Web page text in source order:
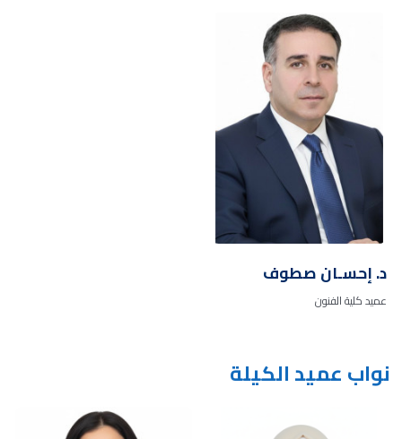
د. إحسـان صطوف
عميد كلية الفنون
نواب عميد الكيلة